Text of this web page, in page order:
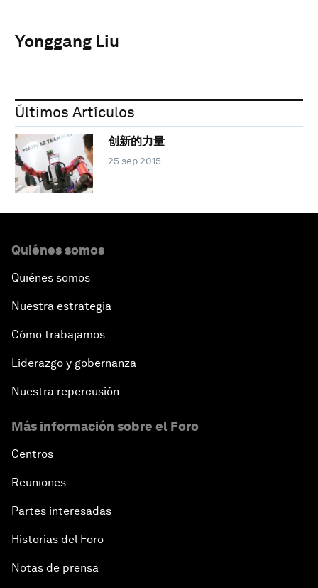
Yonggang Liu
Últimos Artículos
创新的力量
25 sep 2015
Quiénes somos
Quiénes somos
Nuestra estrategia
Cómo trabajamos
Liderazgo y gobernanza
Nuestra repercusión
Más información sobre el Foro
Centros
Reuniones
Partes interesadas
Historias del Foro
Notas de prensa